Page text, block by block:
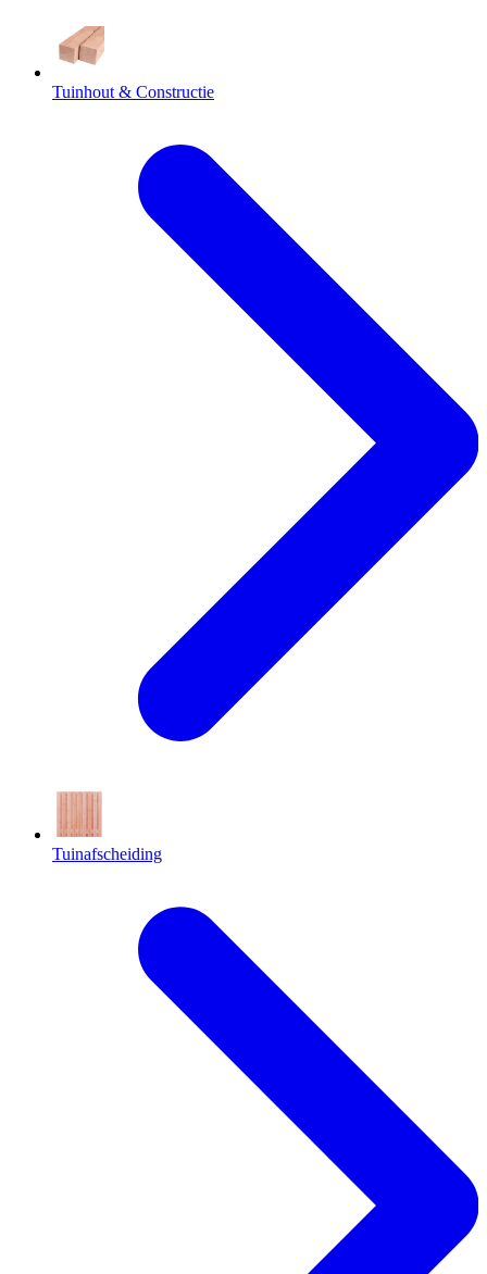
Tuinhout & Constructie
Tuinafscheiding